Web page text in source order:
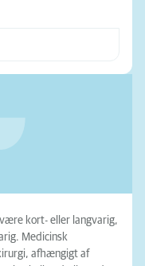
kort- eller langvarig,
Medicinsk
afhængigt af